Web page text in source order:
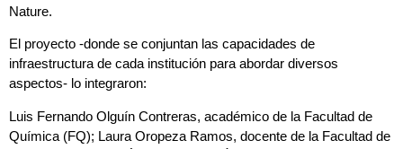
Nature.
El proyecto -donde se conjuntan las capacidades de
infraestructura de cada institución para abordar diversos
aspectos- lo integraron:
Luis Fernando Olguín Contreras, académico de la Facultad de
Química (FQ); Laura Oropeza Ramos, docente de la Facultad de